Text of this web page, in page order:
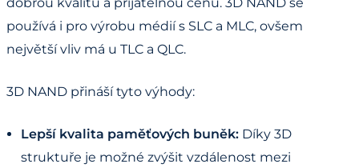
používá i pro výrobu médií s SLC a MLC, ovšem
největší vliv má u TLC a QLC.
3D NAND přináší tyto výhody:
Lepší kvalita paměťových buněk: Díky 3D
struktuře je možné zvýšit vzdálenost mezi